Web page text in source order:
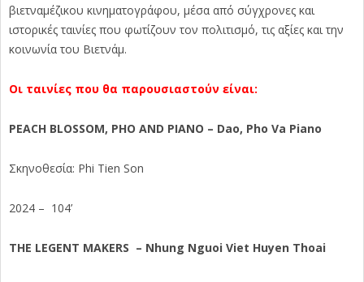
βιετναμέζικου κινηματογράφου, μέσα από σύγχρονες και
ιστορικές ταινίες που φωτίζουν τον πολιτισμό, τις αξίες και την
κοινωνία του Βιετνάμ.
Οι ταινίες που θα παρουσιαστούν είναι:
PEACH BLOSSOM, PHO AND PIANO – Dao, Pho Va Piano
Σκηνοθεσία: Phi Tien Son
2024 – 104’
THE LEGENT MAKERS – Nhung Nguoi Viet Huyen Thoai